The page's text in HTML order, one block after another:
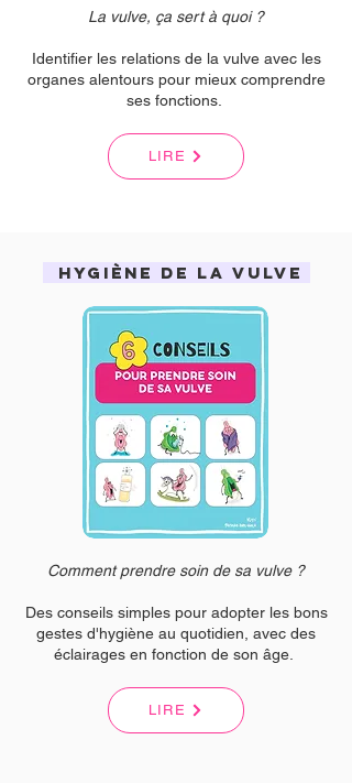
La vulve, ça sert à quoi ?
Identifier les relations de la vulve avec les
organes alentours pour mieux comprendre
ses fonctions.
LIRE
Hygiène de la vulve
Comment prendre soin de sa vulve ?
Des conseils simples pour adopter les bons
gestes d'hygiène au quotidien, avec des
éclairages en fonction de son âge.
LIRE